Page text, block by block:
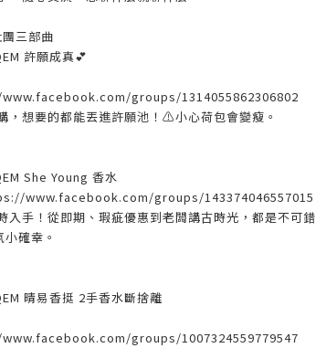
三部曲
許願成真💕
groups/1314055862306802
，想要的都能丟進許願池！⚠️小心荷包會變瘦。
She Young 香水
www.facebook.com/groups/143374046557015
入手！從即期、瑕疵優惠到老闆講古時光，都是不可錯
確幸。
晴易香挺 2手香水斷捨離
groups/1007324559779547